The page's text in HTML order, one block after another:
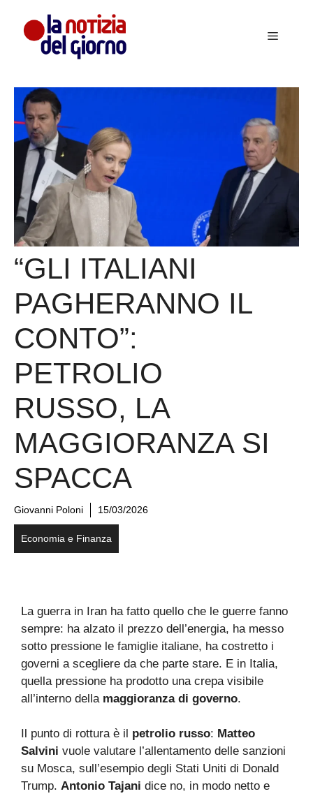
contenuto
Menu
“GLI ITALIANI
PAGHERANNO IL
CONTO”:
PETROLIO
RUSSO, LA
MAGGIORANZA SI
SPACCA
Giovanni Poloni 15/03/2026
Economia e Finanza
La guerra in Iran ha fatto quello che le guerre fanno
sempre: ha alzato il prezzo dell’energia, ha messo
sotto pressione le famiglie italiane, ha costretto i
governi a scegliere da che parte stare. E in Italia,
quella pressione ha prodotto una crepa visibile
all’interno della maggioranza di governo.
Il punto di rottura è il petrolio russo: Matteo
Salvini vuole valutare l’allentamento delle sanzioni
su Mosca, sull’esempio degli Stati Uniti di Donald
Trump. Antonio Tajani dice no, in modo netto e